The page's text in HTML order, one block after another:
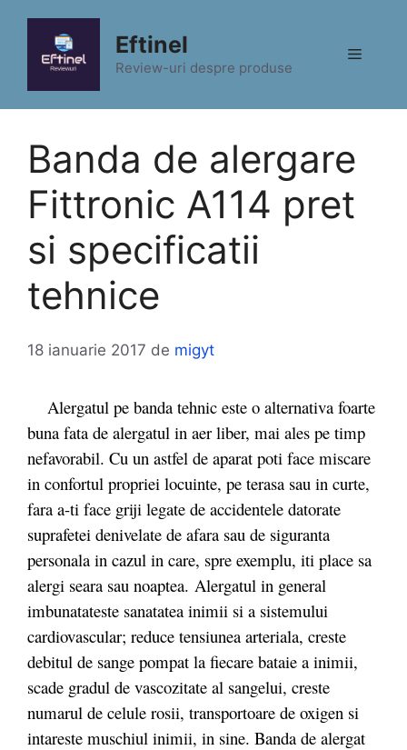
conținut
Eftinel
Review-uri despre produse
Meniu
Banda de alergare
Fittronic A114 pret
si specificatii
tehnice
18 ianuarie 2017 de migyt
Alergatul pe banda tehnic este o alternativa foarte
buna fata de alergatul in aer liber, mai ales pe timp
nefavorabil. Cu un astfel de aparat poti face miscare
in confortul propriei locuinte, pe terasa sau in curte,
fara a-ti face griji legate de accidentele datorate
suprafetei denivelate de afara sau de siguranta
personala in cazul in care, spre exemplu, iti place sa
alergi seara sau noaptea. Alergatul in general
imbunatateste sanatatea inimii si a sistemului
cardiovascular; reduce tensiunea arteriala, creste
debitul de sange pompat la fiecare bataie a inimii,
scade gradul de vascozitate al sangelui, creste
numarul de celule rosii, transportoare de oxigen si
intareste muschiul inimii, in sine. Banda de alergat